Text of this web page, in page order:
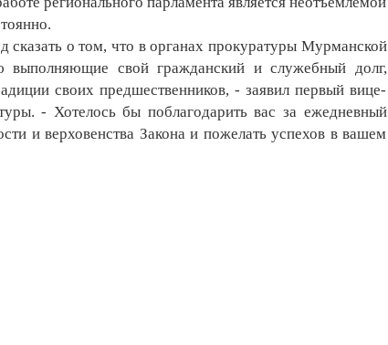
о том, что в органах прокуратуры Мурманской
выполняющие свой гражданский и служебный долг,
своих предшественников, - заявил первый вице-
- Хотелось бы поблагодарить вас за ежедневный
и верховенства Закона и пожелать успехов в вашем